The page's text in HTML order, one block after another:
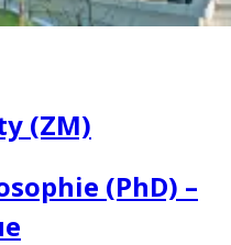
(ZM)
(PhD) –